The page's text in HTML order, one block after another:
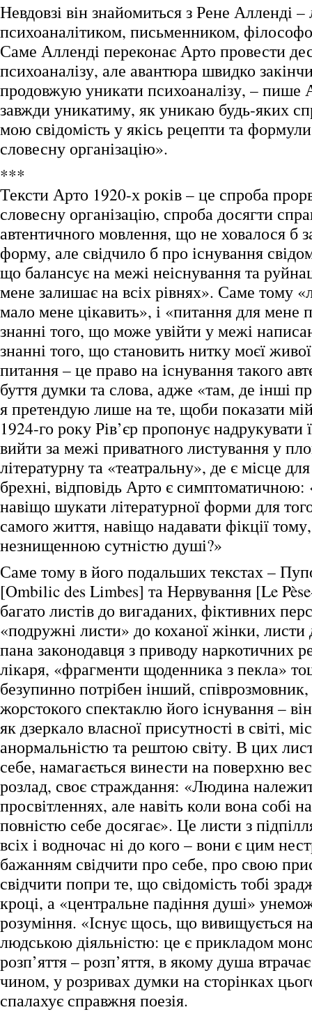
Невдовзі він знайомиться з Рене Алленді –
психоаналітиком, письменником,
Саме Алленді переконає Арто провести
психоаналізу, але авантюра швидко
продовжую уникати психоаналізу, – пише
завжди уникатиму, як уникаю будь-яких
мою свідомість у якісь рецепти та
словесну організацію».
***
Тексти Арто 1920-х років – це спроба
словесну організацію, спроба досягти
автентичного мовлення, що не ховалося б
форму, але свідчило б про існування
що балансує на межі неіснування та
мене залишає на всіх рівнях». Саме тому
мало мене цікавить», і «питання для мене
знанні того, що може увійти у межі
знанні того, що становить нитку моєї
питання – це право на існування такого
буття думки та слова, адже «там, де інші
я претендую лише на те, щоби показати
1924-го року Рів’єр пропонує надрукувати
вийти за межі приватного листування у
літературну та «театральну», де є місце
брехні, відповідь Арто є
навіщо шукати літературної форми для
самого життя, навіщо надавати фікції
незнищенною сутністю душі?»
Саме тому в його подальших текстах –
[Ombilic des Limbes] та Нервування [Le
багато листів до вигаданих, фіктивних
«подружні листи» до коханої жінки, листи
пана законодавця з приводу наркотичних
лікаря, «фрагменти щоденника з пекла»
безупинно потрібен інший,
жорстокого спектаклю його існування –
як дзеркало власної присутності в світі,
анормальністю та рештою світу. В цих
себе, намагається винести на поверхню
розлад, своє страждання: «Людина
просвітленнях, але навіть коли вона собі
повністю себе досягає». Це листи з
всіх і водночас ні до кого – вони є цим
бажанням свідчити про себе, про свою
свідчити попри те, що свідомість тобі
кроці, а «центральне падіння душі»
розуміння. «Існує щось, що вивищується
людською діяльністю: це є прикладом
розп’яття – розп’яття, в якому душа
чином, у розривах думки на сторінках
спалахує справжня поезія.